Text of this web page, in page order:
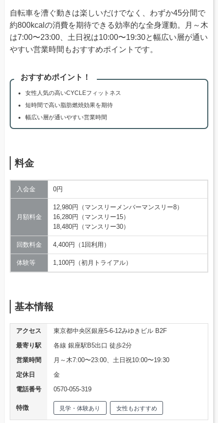
自転車を漕ぐ動きは楽しいだけでなく、わずか45分間で
約800kcalの消費を期待できる効率的な全身運動。月～木
は7:00〜23:00、土日祝は10:00〜19:30と幅広い層が通い
やすい営業時間もおすすめポイントです。
おすすめポイント！
女性人気の高いCYCLEフィットネス
短時間で高い脂肪燃焼効果を期待
幅広い層が通いやすい営業時間
料金
入会金 0円
月額料金
12,980円（マンスリーメンバーマンスリー8）
16,280円（マンスリー15）
18,480円（マンスリー30）
回数料金 4,400円（1回利用）
体験等 1,100円（初月トライアル）
基本情報
アクセス
東京都中央区銀座5-6-12みゆきビル B2F
最寄り駅
各線 銀座駅B5出口 徒歩2分
営業時間
月～木7:00〜23:00、土日祝10:00〜19:30
定休日
金
電話番号
0570-055-319
特徴 見学・体験あり 女性もおすすめ